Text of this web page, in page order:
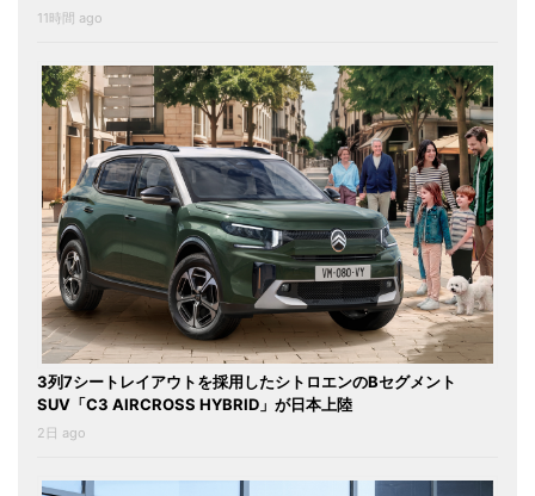
11時間 ago
3列7シートレイアウトを採用したシトロエンのBセグメント
SUV「C3 AIRCROSS HYBRID」が日本上陸
2日 ago